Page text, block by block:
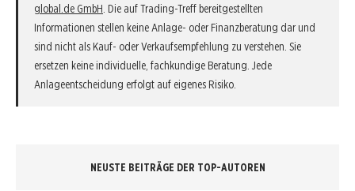
global.de GmbH . Die auf Trading-Treff bereitgestellten
Informationen stellen keine Anlage- oder Finanzberatung dar und
sind nicht als Kauf- oder Verkaufsempfehlung zu verstehen. Sie
ersetzen keine individuelle, fachkundige Beratung. Jede
Anlageentscheidung erfolgt auf eigenes Risiko.
NEUSTE BEITRÄGE DER TOP-AUTOREN